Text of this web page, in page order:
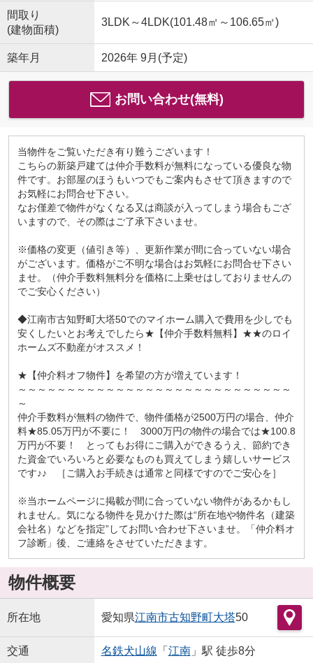
間取り
(建物面積)
3LDK～4LDK(101.48㎡～106.65㎡)
築年月 2026年 9月(予定)
お問い合わせ(無料)
当物件をご覧いただき有り難うございます！
こちらの新築戸建ては仲介手数料が無料になっている優良な物
件です。お部屋のほうもいつでもご案内もさせて頂きますので
お気軽にお問合せ下さい。
なお僅差で物件がなくなる又は商談が入ってしまう場合もござ
いますので、その際はご了承下さいませ。
※価格の変更（値引き等）、更新作業が間に合っていない場合
がございます。価格がご不明な場合はお気軽にお問合せ下さい
ませ。（仲介手数料無料分を価格に上乗せはしておりませんの
でご安心ください）
◆江南市古知野町大塔50でのマイホーム購入で費用を少しでも
安くしたいとお考えでしたら★【仲介手数料無料】★★のロイ
ホームズ不動産がオススメ！
★【仲介料オフ物件】を希望の方が増えています！
～～～～～～～～～～～～～～～～～～～～～～～～～～～～
～
仲介手数料が無料の物件で、物件価格が2500万円の場合、仲介
料★85.05万円が不要に！ 3000万円の物件の場合では★100.8
万円が不要！ とってもお得にご購入ができるうえ、節約でき
た資金でいろいろと必要なものも買えてしまう嬉しいサービス
です♪♪ ［ご購入お手続きは通常と同様ですのでご安心を］
※当ホームページに掲載が間に合っていない物件があるかもし
れません。気になる物件を見かけた際は“所在地や物件名（建築
会社名）などを指定”してお問い合わせ下さいませ。「仲介料オ
フ診断」後、ご連絡をさせていただきます。
物件概要
所在地 愛知県江南市古知野町大塔50
交通 名鉄犬山線 「 江南」駅 徒歩8分